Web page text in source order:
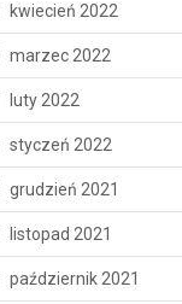
kwiecień 2022
marzec 2022
luty 2022
styczeń 2022
grudzień 2021
listopad 2021
październik 2021